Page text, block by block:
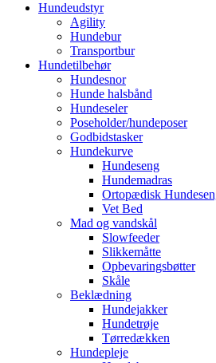
Hundeudstyr
Agility
Hundebur
Transportbur
Hundetilbehør
Hundesnor
Hunde halsbånd
Hundeseler
Poseholder/hundeposer
Godbidstasker
Hundekurve
Hundeseng
Hundemadras
Ortopædisk
Vet Bed
Mad og vandskål
Slowfeeder
Slikkemåtte
Opbevaringsbøtter
Skåle
Beklædning
Hundejakker
Hundetrøje
Tørredækken
Hundepleje